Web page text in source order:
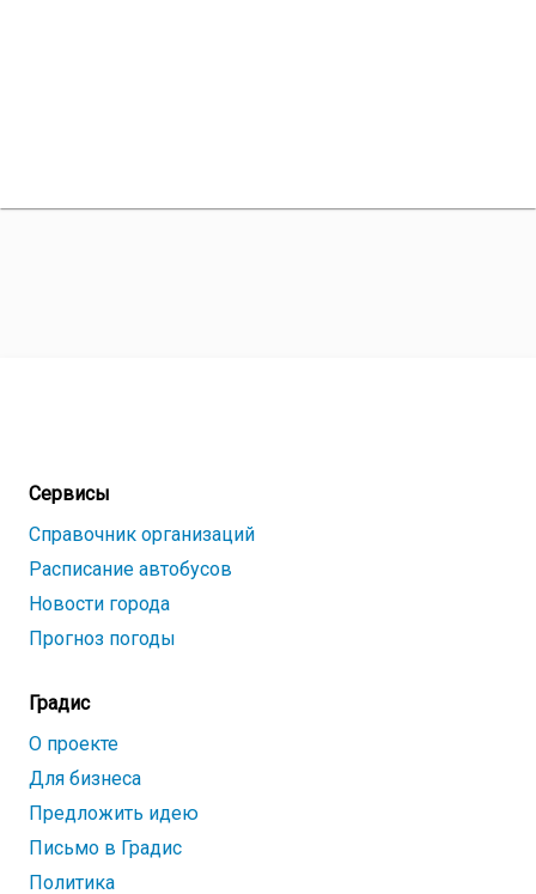
Сервисы
Справочник организаций
Расписание автобусов
Новости города
Прогноз погоды
Градис
О проекте
Для бизнеса
Предложить идею
Письмо в Градис
Политика